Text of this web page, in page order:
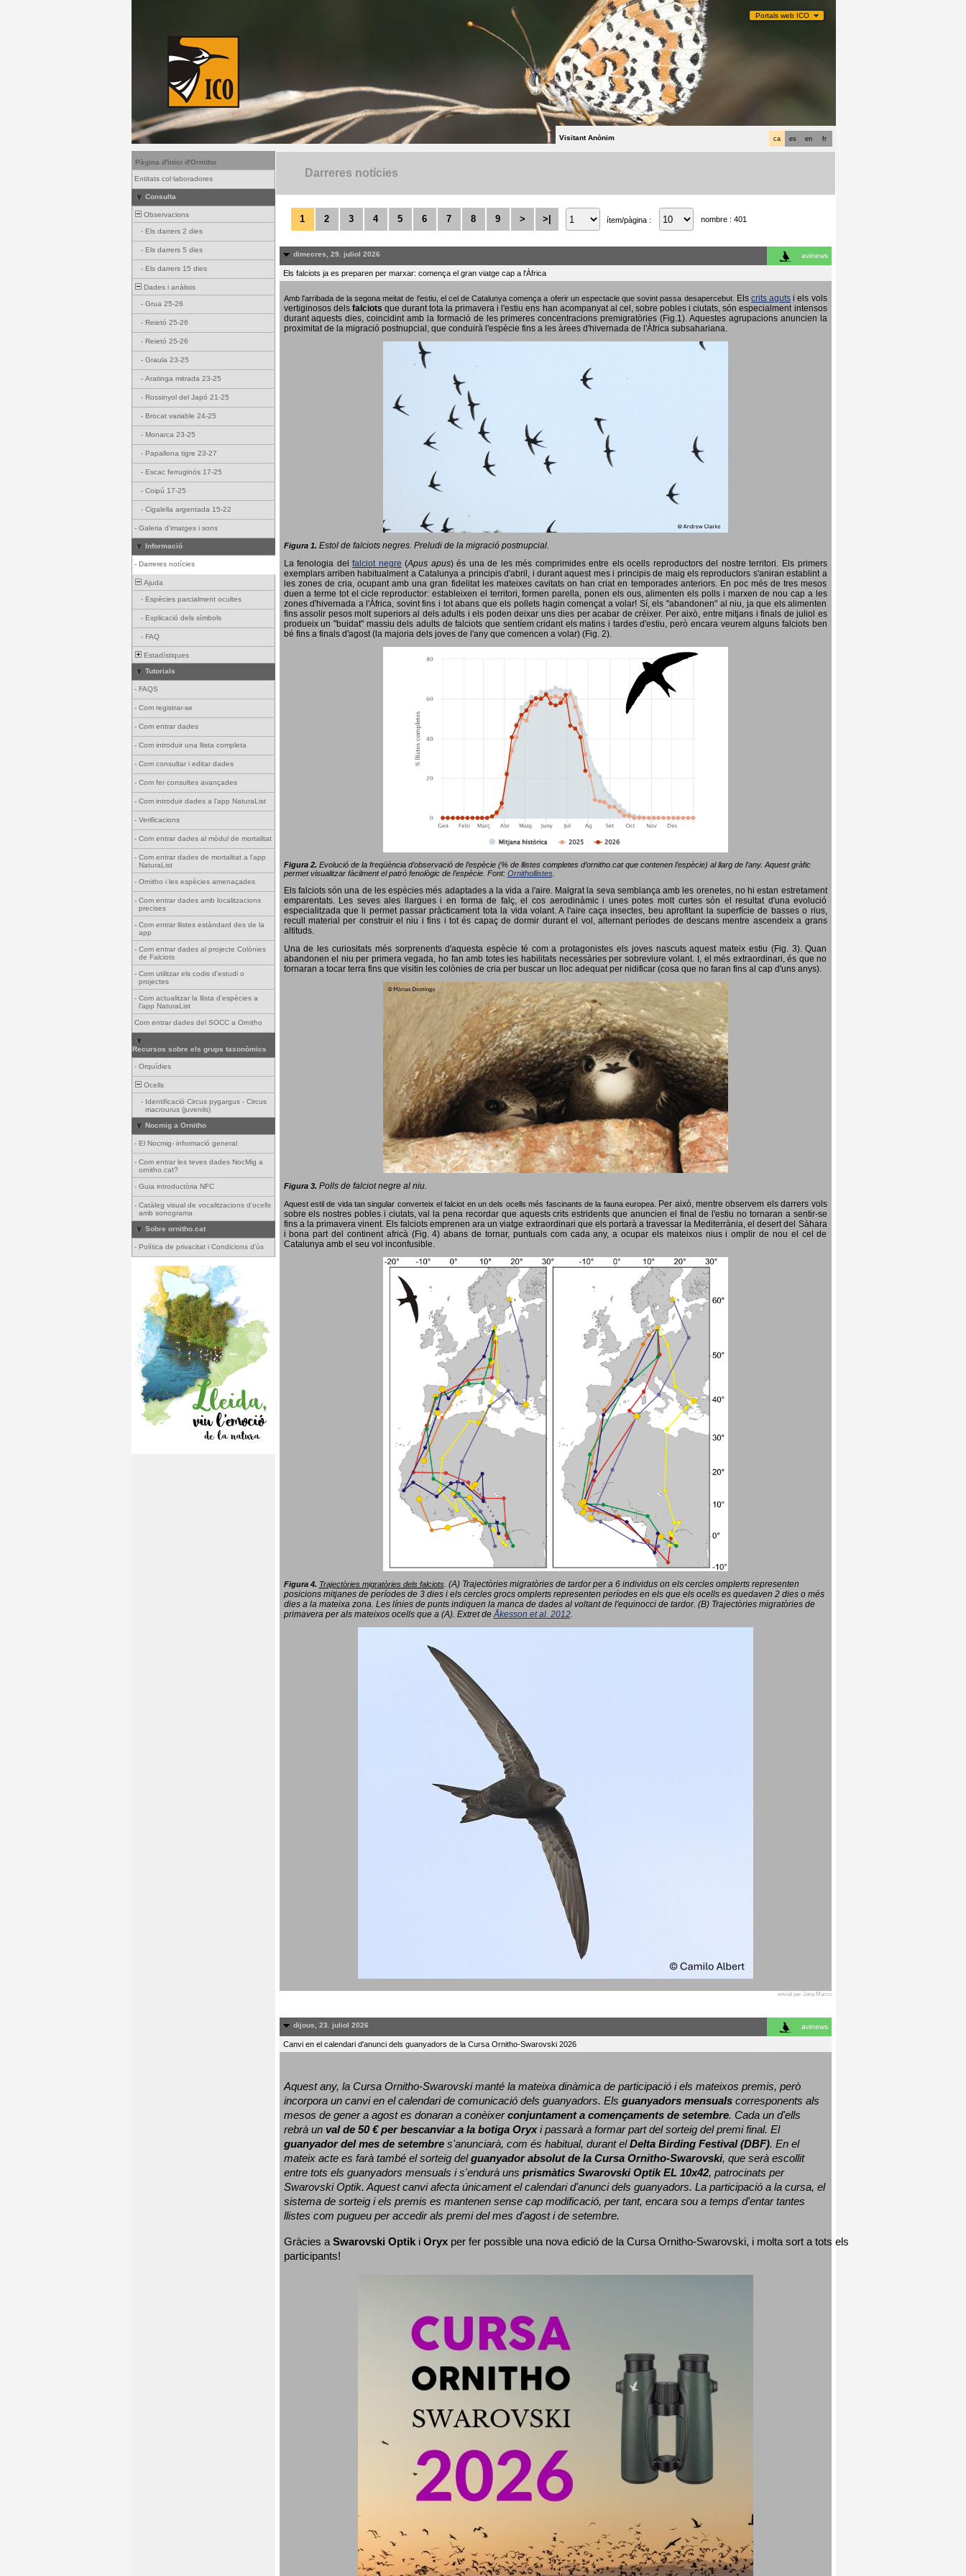
Portals web ICO
fr
en
es
ca
Visitant Anònim
Pàgina d'inici d'Ornitho
Entitats col·laboradores
Consulta
Observacions
- Els darrers 2 dies
- Els darrers 5 dies
- Els darrers 15 dies
Dades i anàlisis
- Grua 25-26
- Reietó 25-26
- Reietó 25-26
- Graula 23-25
- Aratinga mitrada 23-25
- Rossinyol del Japó 21-25
- Brocat variable 24-25
- Monarca 23-25
- Papallona tigre 23-27
- Escac ferruginós 17-25
- Coipú 17-25
- Cigalella argentada 15-22
- Galeria d'imatges i sons
Informació
- Darreres notícies
Ajuda
- Espècies parcialment ocultes
- Explicació dels símbols
- FAQ
Estadístiques
Tutorials
- FAQS
- Com registrar-se
- Com entrar dades
- Com introduir una llista completa
- Com consultar i editar dades
- Com fer consultes avançades
- Com introduir dades a l'app NaturaList
- Verificacions
- Com entrar dades al mòdul de mortalitat
- Com entrar dades de mortalitat a l'app
NaturaList
- Ornitho i les espècies amenaçades
- Com entrar dades amb localitzacions
precises
- Com entrar llistes estàndard des de la
app
- Com entrar dades al projecte Colònies
de Falciots
- Com utilitzar els codis d'estudi o
projectes
- Com actualitzar la llista d'espècies a
l'app NaturaList
Com entrar dades del SOCC a Ornitho
Recursos sobre els grups taxonòmics
- Orquídies
Ocells
- Identificació Circus pygargus - Circus
macrourus (juvenils)
Nocmig a Ornitho
- El Nocmig- informació general
- Com entrar les teves dades NocMig a
ornitho.cat?
- Guia introductòria NFC
- Catàleg visual de vocalitzacions d'ocells
amb sonograma
Sobre ornitho.cat
- Política de privacitat i Condicions d'ús
Darreres notícies
1 2 3 4 5 6 7 8 9 > >| ítem/pàgina : nombre : 401
dimecres, 29. juliol 2026 avinews
Els falciots ja es preparen per marxar: comença el gran viatge cap a l'Àfrica
Amb l'arribada de la segona meitat de l'estiu, el cel de Catalunya comença a oferir un espectacle que sovint passa desapercebut. Els crits aguts i els vols
vertiginosos dels falciots que durant tota la primavera i l'estiu ens han acompanyat al cel, sobre pobles i ciutats, són especialment intensos
durant aquests dies, coincidint amb la formació de les primeres concentracions premigratòries (Fig.1). Aquestes agrupacions anuncien la
proximitat de la migració postnupcial, que conduirà l'espècie fins a les àrees d'hivernada de l'Àfrica subsahariana.
Figura 1. Estol de falciots negres. Preludi de la migració postnupcial.
La fenologia delfalciot negre (Apus apus) és una de les més comprimides entre els ocells reproductors del nostre territori. Els primers
exemplars arriben habitualment a Catalunya a principis d'abril, i durant aquest mes i principis de maig els reproductors s'aniran establint a
les zones de cria, ocupant amb una gran fidelitat les mateixes cavitats on han criat en temporades anteriors. En poc més de tres mesos
duen a terme tot el cicle reproductor: estableixen el territori, formen parella, ponen els ous, alimenten els polls i marxen de nou cap a les
zones d'hivernada a l'Àfrica, sovint fins i tot abans que els pollets hagin començat a volar! Sí, els "abandonen" al niu, ja que els alimenten
fins assolir pesos molt superiors al dels adults i els poden deixar uns dies per acabar de créixer. Per això, entre mitjans i finals de juliol es
produeix un "buidat" massiu dels adults de falciots que sentíem cridant els matins i tardes d'estiu, però encara veurem alguns falciots ben
bé fins a finals d'agost (la majoria dels joves de l'any que comencen a volar) (Fig. 2).
Figura 2. Evolució de la freqüència d’observació de l’espècie (% de llistes completes d’ornitho.cat que contenen l’espècie) al llarg de l’any. Aquest gràfic
permet visualitzar fàcilment el patró fenològic de l’espècie. Font: Ornithollistes.
Els falciots són una de les espècies més adaptades a la vida a l'aire. Malgrat la seva semblança amb les orenetes, no hi estan estretament
emparentats. Les seves ales llargues i en forma de falç, el cos aerodinàmic i unes potes molt curtes són el resultat d'una evolució
especialitzada que li permet passar pràcticament tota la vida volant. A l'aire caça insectes, beu aprofitant la superfície de basses o rius,
recull material per construir el niu i fins i tot és capaç de dormir durant el vol, alternant períodes de descans mentre ascendeix a grans
altituds.
Una de les curiositats més sorprenents d'aquesta espècie té com a protagonistes els joves nascuts aquest mateix estiu (Fig. 3). Quan
abandonen el niu per primera vegada, ho fan amb totes les habilitats necessàries per sobreviure volant. I, el més extraordinari, és que no
tornaran a tocar terra fins que visitin les colònies de cria per buscar un lloc adequat per nidificar (cosa que no faran fins al cap d'uns anys).
Figura 3. Polls de falciot negre al niu.
Aquest estil de vida tan singular converteix el falciot en un dels ocells més fascinants de la fauna europea. Per això, mentre observem els darrers vols
sobre els nostres pobles i ciutats, val la pena recordar que aquests crits estridents que anuncien el final de l'estiu no tornaran a sentir-se
fins a la primavera vinent. Els falciots emprenen ara un viatge extraordinari que els portarà a travessar la Mediterrània, el desert del Sàhara
i bona part del continent africà (Fig. 4) abans de tornar, puntuals com cada any, a ocupar els mateixos nius i omplir de nou el cel de
Catalunya amb el seu vol inconfusible.
Figura 4. Trajectòries migratòries dels falciots. (A) Trajectòries migratòries de tardor per a 6 individus on els cercles omplerts representen
posicions mitjanes de períodes de 3 dies i els cercles grocs omplerts representen períodes en els que els ocells es quedaven 2 dies o més
dies a la mateixa zona. Les línies de punts indiquen la manca de dades al voltant de l'equinocci de tardor. (B) Trajectòries migratòries de
primavera per als mateixos ocells que a (A). Extret deÅkesson et al. 2012.
enviat per Jana Marco
dijous, 23. juliol 2026 avinews
Canvi en el calendari d'anunci dels guanyadors de la Cursa Ornitho-Swarovski 2026
Aquest any, la Cursa Ornitho-Swarovski manté la mateixa dinàmica de participació i els mateixos premis, però
incorpora un canvi en el calendari de comunicació dels guanyadors. Els guanyadors mensuals corresponents als
mesos de gener a agost es donaran a conèixer conjuntament a començaments de setembre. Cada un d'ells
rebrà un val de 50 € per bescanviar a la botiga Oryx i passarà a formar part del sorteig del premi final.
El
guanyador del mes de setembre s'anunciarà, com és habitual, durant el Delta Birding Festival (DBF). En el
mateix acte es farà també el sorteig del guanyador absolut de la Cursa Ornitho-Swarovski, que serà escollit
entre tots els guanyadors mensuals i s'endurà uns prismàtics Swarovski Optik EL 10x42, patrocinats per
Swarovski Optik. Aquest canvi afecta únicament el calendari d'anunci dels guanyadors. La participació a la cursa, el
sistema de sorteig i els premis es mantenen sense cap modificació, per tant, encara sou a temps d'entar tantes
llistes com pugueu per accedir als premi del mes d'agost i de setembre.
Gràcies a Swarovski Optik i Oryx per fer possible una nova edició de la Cursa Ornitho-Swarovski, i molta sort a tots els
participants!